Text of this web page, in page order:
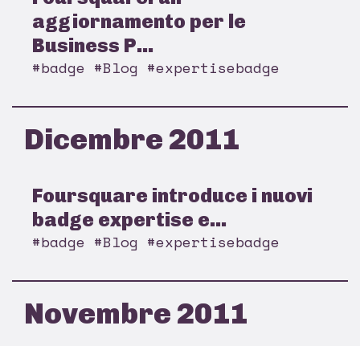
aggiornamento per le
Business P...
#badge #Blog #expertisebadge
Dicembre 2011
Foursquare introduce i nuovi
badge expertise e...
#badge #Blog #expertisebadge
Novembre 2011